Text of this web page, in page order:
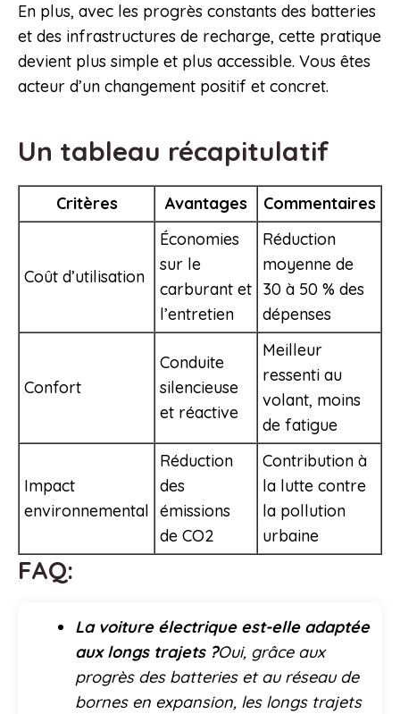
En plus, avec les progrès constants des batteries
et des infrastructures de recharge, cette pratique
devient plus simple et plus accessible. Vous êtes
acteur d’un changement positif et concret.
Un tableau récapitulatif
Critères Avantages Commentaires
Coût d’utilisation
Économies
sur le
carburant et
l’entretien
Réduction
moyenne de
30 à 50 % des
dépenses
Confort
Conduite
silencieuse
et réactive
Meilleur
ressenti au
volant, moins
de fatigue
Impact
environnemental
Réduction
des
émissions
de CO2
Contribution à
la lutte contre
la pollution
urbaine
FAQ:
La voiture électrique est-elle adaptée
aux longs trajets ?Oui, grâce aux
progrès des batteries et au réseau de
bornes en expansion, les longs trajets